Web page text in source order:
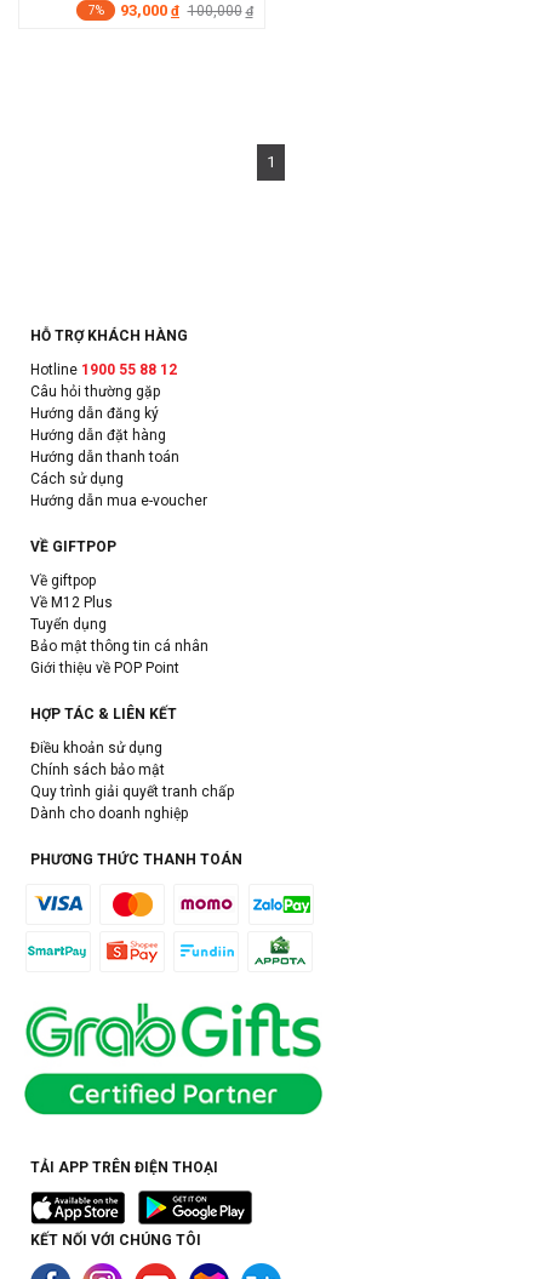
7% 93,000 đ 100,000 đ
1
HỖ TRỢ KHÁCH HÀNG
Hotline 1900 55 88 12
Câu hỏi thường gặp
Hướng dẫn đăng ký
Hướng dẫn đặt hàng
Hướng dẫn thanh toán
Cách sử dụng
Hướng dẫn mua e-voucher
VỀ GIFTPOP
Về giftpop
Về M12 Plus
Tuyển dụng
Bảo mật thông tin cá nhân
Giới thiệu về POP Point
HỢP TÁC & LIÊN KẾT
Điều khoản sử dụng
Chính sách bảo mật
Quy trình giải quyết tranh chấp
Dành cho doanh nghiệp
PHƯƠNG THỨC THANH TOÁN
TẢI APP TRÊN ĐIỆN THOẠI
KẾT NỐI VỚI CHÚNG TÔI